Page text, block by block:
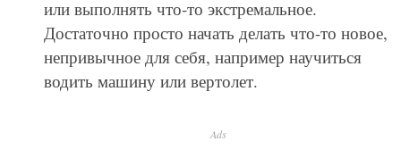
или выполнять что-то экстремальное.
Достаточно просто начать делать что-то новое,
непривычное для себя, например научиться
водить машину или вертолет.
Ads